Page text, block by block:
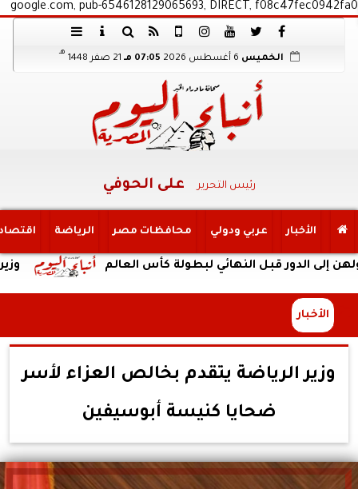
google.com, pub-6546128129065693, DIRECT, f08c47fec0942fa0
الخميس 07:05 مـ 21 صفر 1448
هـ
رئيس التحرير على الحوفي
الأخبار عربي ودولي محافظات مصر الرياضة
وزير قبل النهائي لبطولة كأس العالم
الأخبار
وزير الرياضة يتقدم بخالص العزاء لأسر
ضحايا كنيسة أبوسيفين